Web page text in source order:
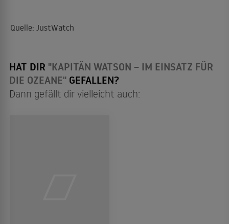
Quelle: JustWatch
HAT DIR "KAPITÄN WATSON – IM EINSATZ FÜR
DIE OZEANE" GEFALLEN?
Dann gefällt dir vielleicht auch: